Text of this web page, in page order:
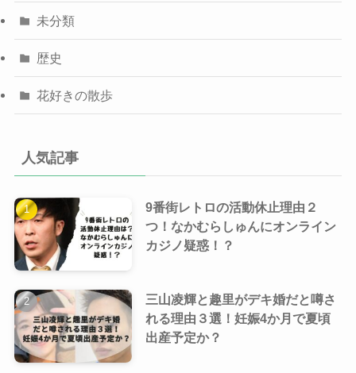
未分類
歴史
花好きの散歩
人気記事
9番街レトロの活動休止理由２
つ！なかむらしゅんにオンライン
カジノ疑惑！？
三山凌輝と趣里がデキ婚だと噂さ
れる理由３選！妊娠4か月で夏頃
出産予定か？